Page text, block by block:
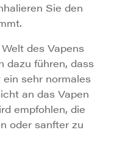
Sie den
des Vapens
dazu führen, dass
sehr normales
an das Vapen
empfohlen, die
oder sanfter zu